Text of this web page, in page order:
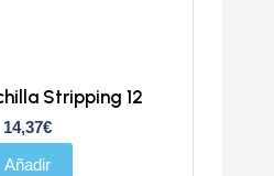
Stripping 12
14,37€
Añadir